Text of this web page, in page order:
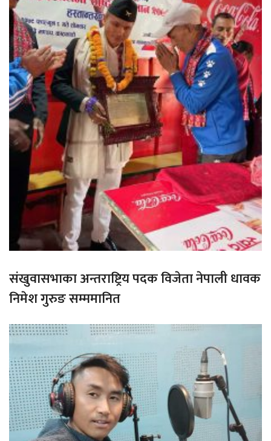
संखुवासभाका अन्तराष्ट्रिय पदक विजेता नेपाली धावक
निमेश गुरुङ सम्ममानित